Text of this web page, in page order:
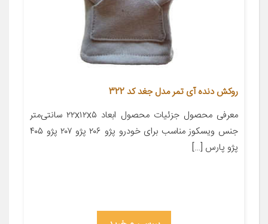
روکش دنده آی تمر مدل جغد کد 322
معرفی محصول جزئیات محصول ابعاد ۲۲x۱۲x۵ سانتی‌متر
جنس ویسکوز مناسب برای خودرو پژو ۲۰۶ پژو ۲۰۷ پژو ۴۰۵
پژو پارس […]